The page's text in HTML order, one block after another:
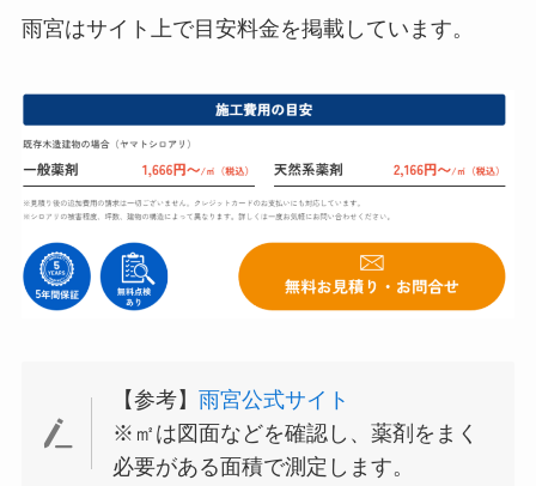
雨宮はサイト上で目安料金を掲載しています。
【参考】雨宮公式サイト
※㎡は図面などを確認し、薬剤をまく
必要がある面積で測定します。